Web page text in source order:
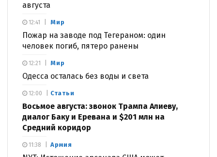
августа
Мир
Пожар на заводе под Тегераном: один
человек погиб, пятеро ранены
12:41
Мир
Одесса осталась без воды и света
12:21
Статьи
Восьмое августа: звонок Трампа Алиеву,
диалог Баку и Еревана и $201 млн на
Средний коридор
12:00
Армия
11:38